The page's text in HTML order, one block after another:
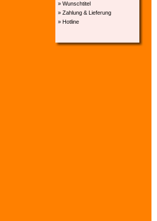
» Wunschtitel
» Zahlung & Lieferung
» Hotline